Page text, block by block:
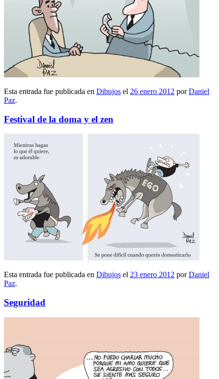
Esta entrada fue publicada en Dibujos el 26 enero 2012 porDaniel
Paz.
Festival de la doma y el zen
Esta entrada fue publicada en Dibujos el 23 enero 2012 porDaniel
Paz.
Seguridad